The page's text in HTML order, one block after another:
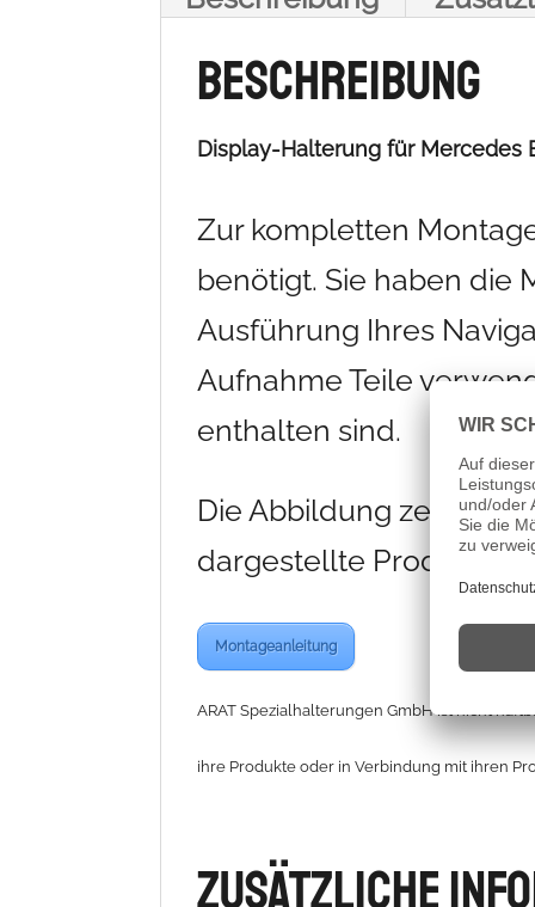
Beschreibung
Display-Halterung für Mercedes
Zur kompletten
benötigt. Sie haben die
Ausführung Ihres
Aufnahme Teile
enthalten sind.
Die Abbildung zeigt
dargestellte Produkte
Montageanleitung
ARAT Spezialhalterungen GmbH ist nicht
ihre Produkte oder in Verbindung mit ihren
Zusätzliche